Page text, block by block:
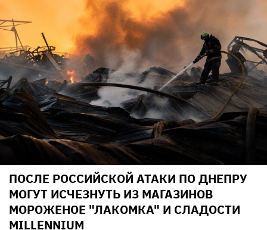
ПОСЛЕ РОССИЙСКОЙ АТАКИ ПО ДНЕПРУ
МОГУТ ИСЧЕЗНУТЬ ИЗ МАГАЗИНОВ
МОРОЖЕНОЕ "ЛАКОМКА" И СЛАДОСТИ
MILLENNIUM